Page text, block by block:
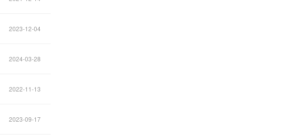
2023-12-04
2024-03-28
2022-11-13
2023-09-17